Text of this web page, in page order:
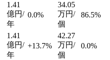
1.41
億円/
年
0.0%
34.05
万円/
個
86.5%
1.41
億円/
年
+13.7%
42.27
万円/
個
0.0%